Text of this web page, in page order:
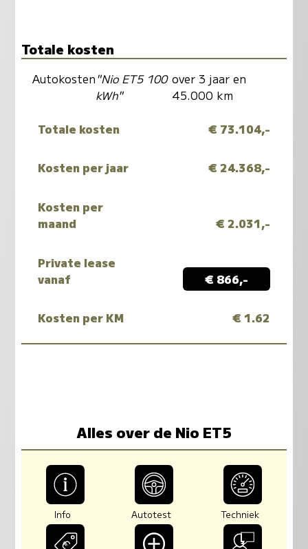
Totale kosten
Autokosten"Nio ET5 100
kWh"
over 3 jaar en
45.000 km
Totale kosten € 73.104,-
Kosten per jaar € 24.368,-
Kosten per
maand
€ 2.031,-
Private lease
vanaf
€ 866,-
Kosten per KM € 1.62
Alles over de Nio ET5
Info Autotest Techniek